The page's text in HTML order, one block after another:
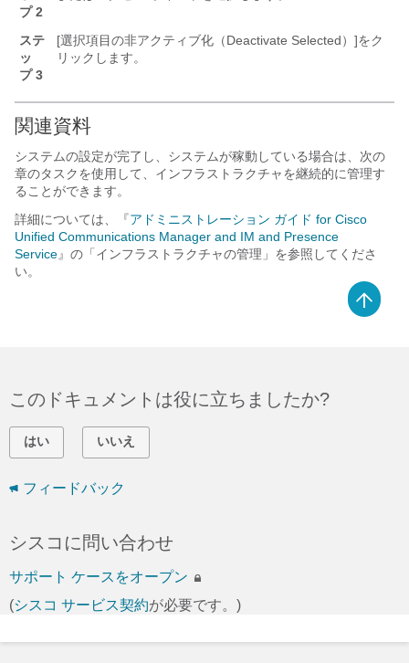
プ 2
ステ
ッ
プ 3
[選択項目の非アクティブ化（Deactivate Selected）]をク
リックします。
関連資料
システムの設定が完了し、システムが稼動している場合は、次の
章のタスクを使用して、インフラストラクチャを継続的に管理す
ることができます。
詳細については、『アドミニストレーション ガイド for Cisco
Unified Communications Manager and IM and Presence
Service』の「インフラストラクチャの管理」を参照してくださ
い。
このドキュメントは役に立ちましたか?
はい いいえ
フィードバック
シスコに問い合わせ
サポート ケースをオープン
(シスコ サービス契約が必要です。)